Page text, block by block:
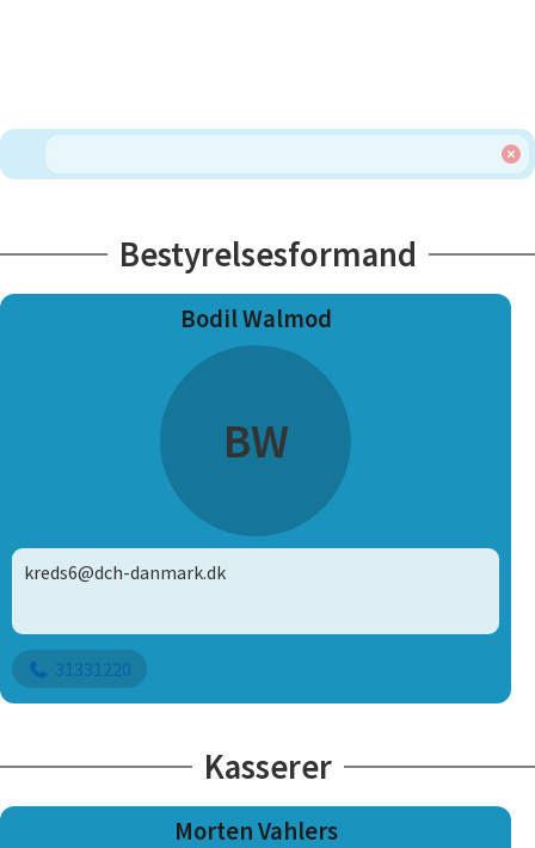
Bestyrelsesformand
Bodil Walmod
BW
kreds6@dch-danmark.dk
31331220
Kasserer
Morten Vahlers